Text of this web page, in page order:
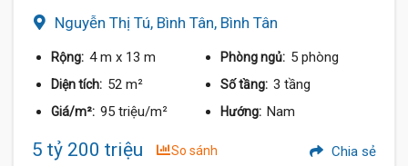
Nguyễn Thị Tú, Bình Tân, Bình Tân
Rộng: 4 m x 13 m Phòng ngủ: 5 phòng
Diện tích: 52 m² Số tầng: 3 tầng
Giá/m²: 95 triệu/m² Hướng: Nam
5 tỷ 200 triệu So sánh Chia sẻ